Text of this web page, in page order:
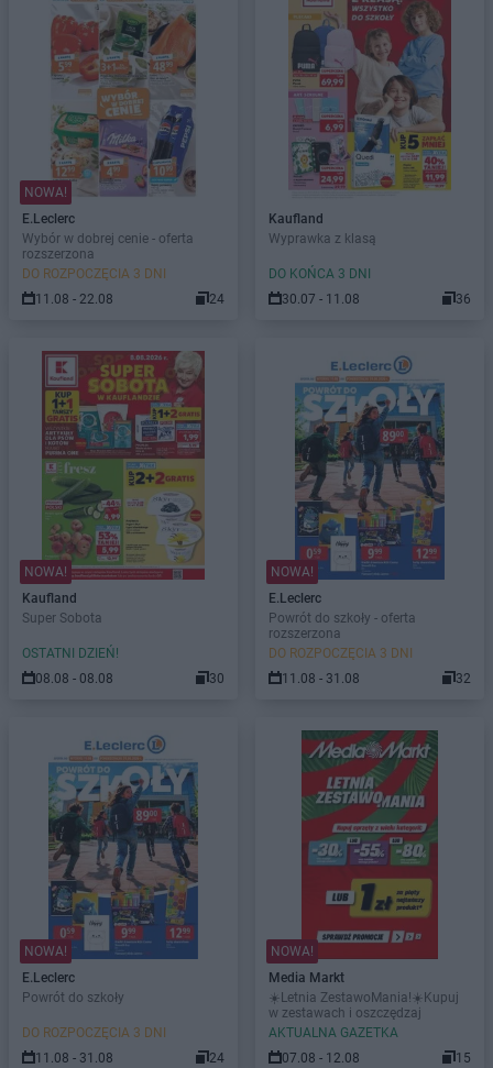
NOWA!
E.Leclerc
Wybór w dobrej cenie - oferta
rozszerzona
DO ROZPOCZĘCIA 3 DNI
11.08 - 22.08
24
Kaufland
Wyprawka z klasą
DO KOŃCA 3 DNI
30.07 - 11.08
36
NOWA!
Kaufland
Super Sobota
OSTATNI DZIEŃ!
08.08 - 08.08
30
NOWA!
E.Leclerc
Powrót do szkoły - oferta
rozszerzona
DO ROZPOCZĘCIA 3 DNI
11.08 - 31.08
32
NOWA!
E.Leclerc
Powrót do szkoły
DO ROZPOCZĘCIA 3 DNI
11.08 - 31.08
24
NOWA!
Media Markt
☀️Letnia ZestawoMania!☀️Kupuj
w zestawach i oszczędzaj
AKTUALNA GAZETKA
07.08 - 12.08
15